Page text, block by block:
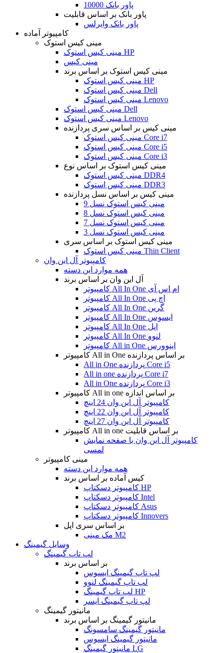
پاور بانک 10000
پاور بانک بر اساس قابلیت
پاور بانک وایرلس
کامپیوتر آماده
مینی کیس استوک
مینی کیس استوک HP
مینی کیس
مینی کیس استوک بر اساس برند
مینی کیس استوک HP
مینی کیس استوک Dell
مینی کیس استوک Lenovo
مینی کیس استوک Dell
مینی کیس استوک Lenovo
مینی کیس بر اساس سری پردازنده
مینی کیس استوک Core i7
مینی کیس استوک Core i5
مینی کیس استوک Core i3
مینی کیس استوک بر اساس نوع
مینی کیس استوک DDR4
مینی کیس استوک DDR3
مینی کیس بر اساس نسل پردازنده
مینی کیس استوک نسل 9
مینی کیس استوک نسل 8
مینی کیس استوک نسل 7
مینی کیس استوک نسل 3
مینی کیس استوک بر اساس سری
مینی کیس استوک Thin Client
کامپیوتر آل این وان
همه موارد این دسته
آل این وان بر اساس برند
کامپیوتر All In One ام اس آی
کامپیوتر All In One اچ پی
کامپیوتر All In One گرین
کامپیوتر All In One ایسوس
کامپیوتر All In One اپل
کامپیوتر All In One لنوو
کامپیوتر All in One اینوورس
کامپیوتر All in One بر اساس پردازنده
All in One پردازنده Core i5
All in one پردازنده Core i7
All in One پردازنده Core i3
کامپیوتر All in one بر اساس اندازه
کامپیوتر آل این وان 24 اینچ
کامپیوتر آل این وان 22 اینچ
کامپیوتر آل این وان 27 اینچ
کامپیوتر All in one بر اساس قابلیت
کامپیوتر آل این وان با صفحه نمایش
لمسی
مینی کامپیوتر
همه موارد این دسته
کیس آماده بر اساس برند
کامپیوتر دسکتاپ HP
کامپیوتر دسکتاپ Intel
کامپیوتر دسکتاپ Asus
کامپیوتر دسکتاپ Innovers
بر اساس سری اپل
مک مینی M2
وسایل گیمینگ
لپ تاپ گیمینگ
بر اساس برند
لپ تاپ گیمینگ ایسوس
لپ تاپ گیمینگ لنوو
لپ تاپ گیمینگ HP
لپ تاپ گیمینگ ایسر
مانیتور گیمینگ
مانیتور گیمینگ بر اساس برند
مانیتور گیمینگ سامسونگ
مانیتور گیمینگ ایسوس
مانیتور گیمینگ LG